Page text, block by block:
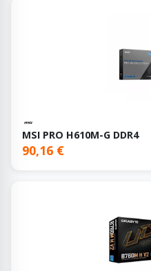
MSI PRO H610M-G DDR4
90,16 €